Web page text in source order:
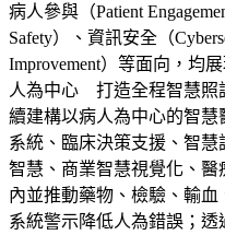
病人參與（Patient
Safety）、資訊安全（
Improvement）等面向，均
人為中心 打造全程智慧照
續建構以病人為中心的智
系統、臨床決策支援、智
智慧、商業智慧視覺化、
內並推動藥物、檢驗、輸
系統警示降低人為錯誤；